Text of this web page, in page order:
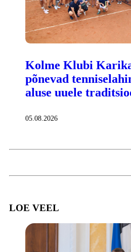
Kolme Klubi
põnevad
aluse uuele
05.08.2026
LOE VEEL